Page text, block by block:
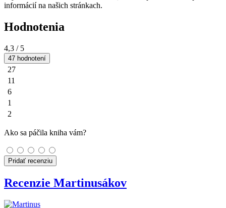
informácií na našich stránkach.
Hodnotenia
4,3 / 5
47 hodnotení
27
11
6
1
2
Ako sa páčila kniha vám?
Pridať recenziu
Recenzie Martinusákov